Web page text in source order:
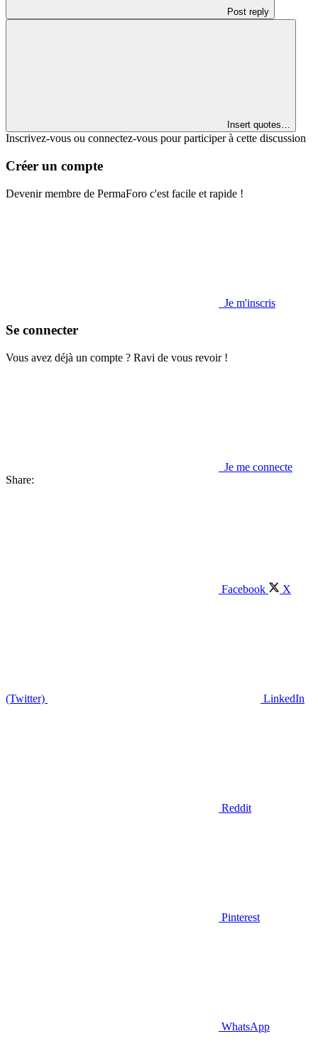
Post reply
Insert quotes…
Inscrivez-vous ou connectez-vous pour participer à cette discussion
Créer un compte
Devenir membre de PermaForo c'est facile et rapide !
Je m'inscris
Se connecter
Vous avez déjà un compte ? Ravi de vous revoir !
Je me connecte
Share:
Facebook X
(Twitter) LinkedIn
Reddit
Pinterest
WhatsApp